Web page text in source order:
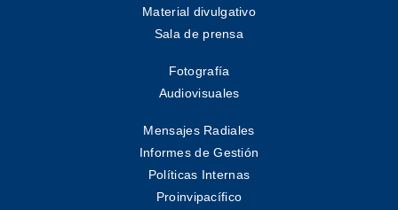
Material divulgativo
Sala de prensa
Fotografía
Audiovisuales
Mensajes Radiales
Informes de Gestión
Políticas Internas
Proinvipacífico